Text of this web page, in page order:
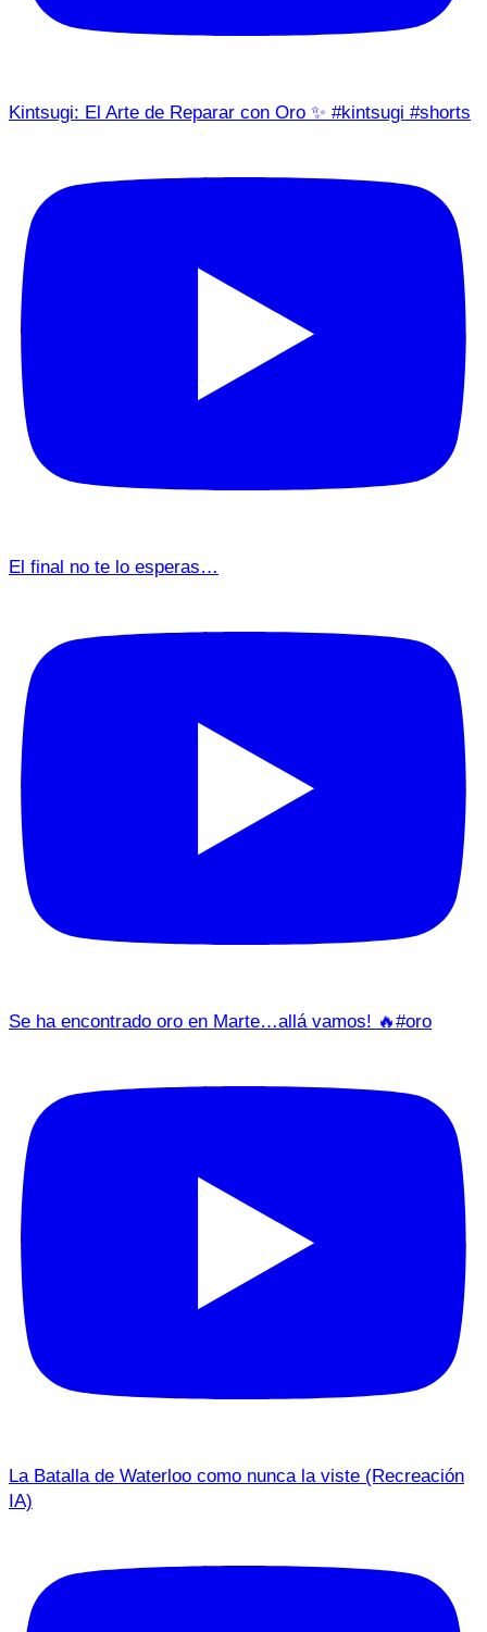
Kintsugi: El Arte de Reparar con Oro ✨ #kintsugi #shorts
El final no te lo esperas…
Se ha encontrado oro en Marte…allá vamos! 🔥#oro
La Batalla de Waterloo como nunca la viste (Recreación
IA)